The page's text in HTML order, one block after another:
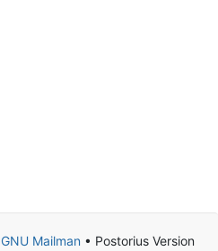
GNU Mailman• Postorius Version